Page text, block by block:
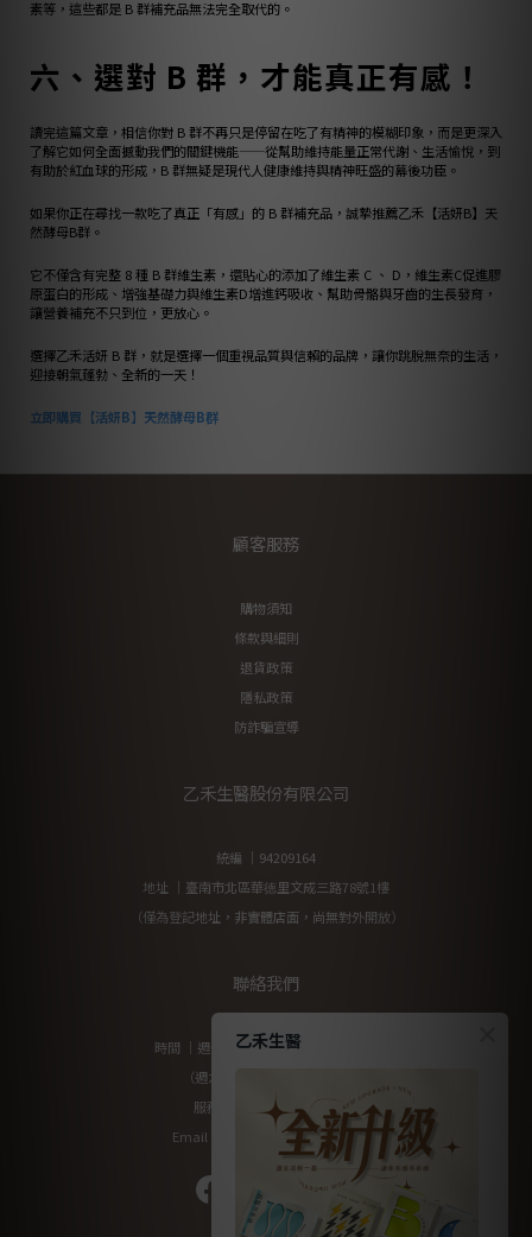
素等，這些都是 B 群補充品無法完全取代的。
六、選對 B 群，才能真正有感！
讀完這篇文章，相信你對 B 群不再只是停留在吃了有精神的模糊印象，而是更深入
了解它如何全面撼動我們的關鍵機能——從幫助維持能量正常代謝、生活愉悅，到
有助於紅血球的形成，B 群無疑是現代人健康維持與精神旺盛的幕後功臣。
如果你正在尋找一款吃了真正「有感」的 B 群補充品，誠摯推薦乙禾【活妍B】天
然酵母B群。
它不僅含有完整 8 種 B 群維生素，還貼心的添加了維生素 C 、 D，維生素C促進膠
原蛋白的形成、增強基礎力與維生素D增進鈣吸收、幫助骨骼與牙齒的生長發育，
讓營養補充不只到位，更放心。
選擇乙禾活妍 B 群，就是選擇一個重視品質與信賴的品牌，讓你跳脫無奈的生活，
迎接朝氣蓬勃、全新的一天！
立即購買【活妍B】天然酵母B群
顧客服務
購物須知
條款與細則
退貨政策
隱私政策
防詐騙宣導
乙禾生醫股份有限公司
統編 ｜94209164
地址 ｜臺南市北區華徳里文成三路78號1樓
（僅為登記地址，非實體店面，尚無對外開放）
聯絡我們
時間 ｜週一至週五 10:00am-17:00pm
（週六及國定假日暫停服務）
服務專線：0800-200-912
Email：yiherb.tw@gmail.com
乙禾生醫